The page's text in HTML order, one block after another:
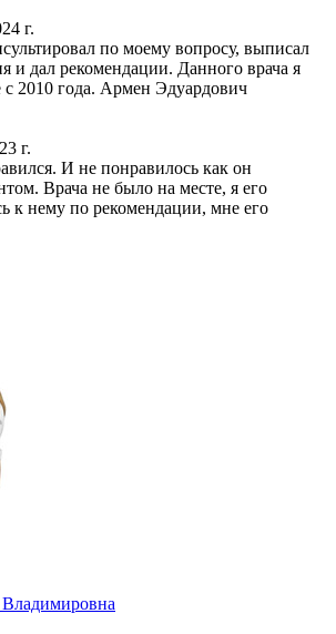
г.
по моему вопросу, выписал
и дал рекомендации. Данного врача я
2010 года. Армен Эдуардович
г.
И не понравилось как он
Врача не было на месте, я его
к нему по рекомендации, мне его